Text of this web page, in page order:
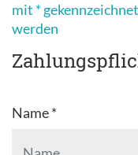
mit *
werden
Name *